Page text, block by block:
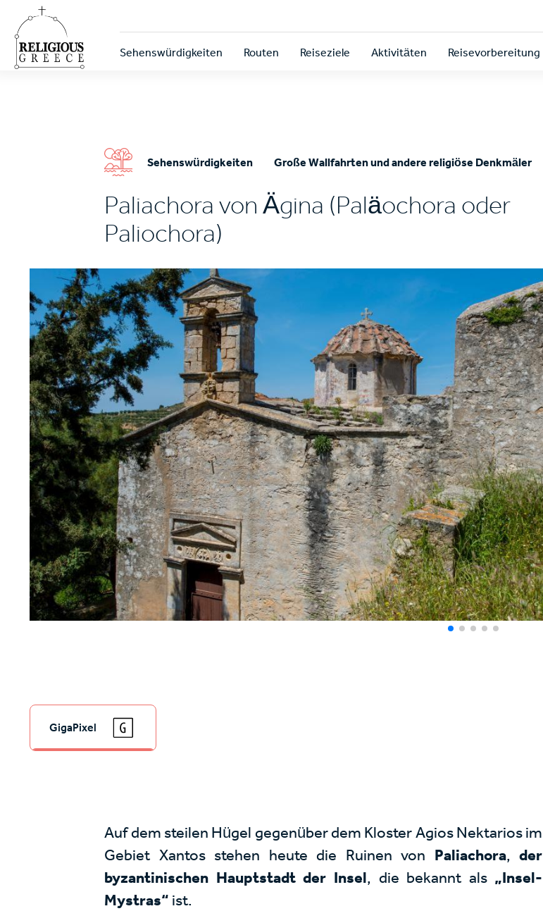
main
content
Κεντρική
πλοήγηση
Sehenswürdigkeiten Routen Reiseziele Aktivitäten Reisevorbereitung
Sehenswürdigkeiten Große Wallfahrten und andere religiöse Denkmäler
Paliachora von Ägina (Paläochora oder
Paliochora)
GigaPixel
Auf dem steilen Hügel gegenüber dem Kloster Agios Nektarios im
Gebiet Xantos stehen heute die Ruinen von Paliachora,der
byzantinischen Hauptstadt der Insel, die bekannt als „Insel-
Mystras“ ist.